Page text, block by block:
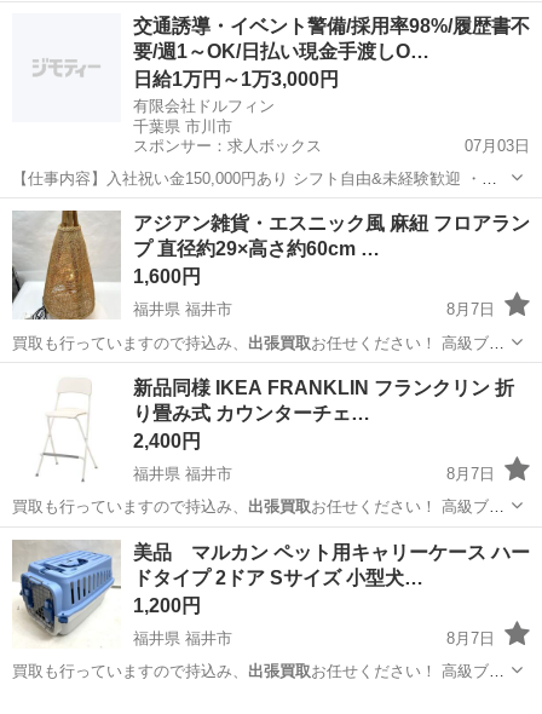
ンドから… ファブリック、カバー 和室
交通誘導・イベント警備/採用率98%/履歴書不
要/週1～OK/日払い現金手渡しO…
日給1万円～1万3,000円
有限会社ドルフィン
千葉県 市川市
スポンサー：求人ボックス
07月03日
【仕事内容】入社祝い金150,000円あり シフト自由&未経験歓迎
・直
行直帰OK ・一部車・自転車・バイク通勤OK ・週1～OK ・日払い・
週払いOK、現金手渡しも可能です! <仕事内容> 建築・土木工事現場
で...
アルバイト・パート
アジアン雑貨・エスニック風 麻紐 フロアラン
プ 直径約29×高さ約60cm …
1,600円
福井県 福井市
8月7日
買取も行っていますので持込み、 出張買取お任せください！ 高級ブラ
ンドから…福井市 照明器具
新品同様 IKEA FRANKLIN フランクリン 折
り畳み式 カウンターチェ…
2,400円
福井県 福井市
8月7日
買取も行っていますので持込み、 出張買取お任せください！ 高級ブラ
ンドから…
福井 福井市 椅子
美品 マルカン ペット用キャリーケース ハー
ドタイプ 2ドア Sサイズ 小型犬…
1,200円
福井県 福井市
8月7日
買取も行っていますので持込み、 出張買取お任せください！ 高級ブラ